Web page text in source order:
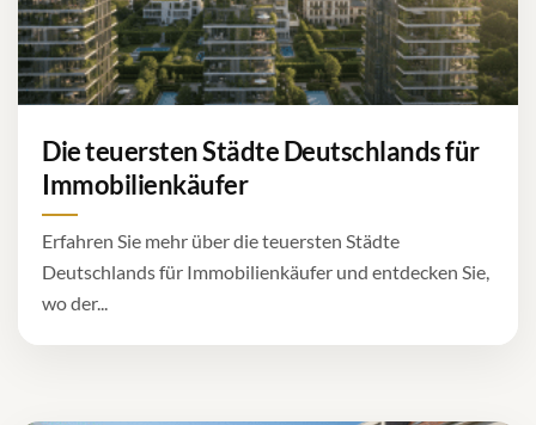
Die teuersten Städte Deutschlands für
Immobilienkäufer
Erfahren Sie mehr über die teuersten Städte
Deutschlands für Immobilienkäufer und entdecken Sie,
wo der...